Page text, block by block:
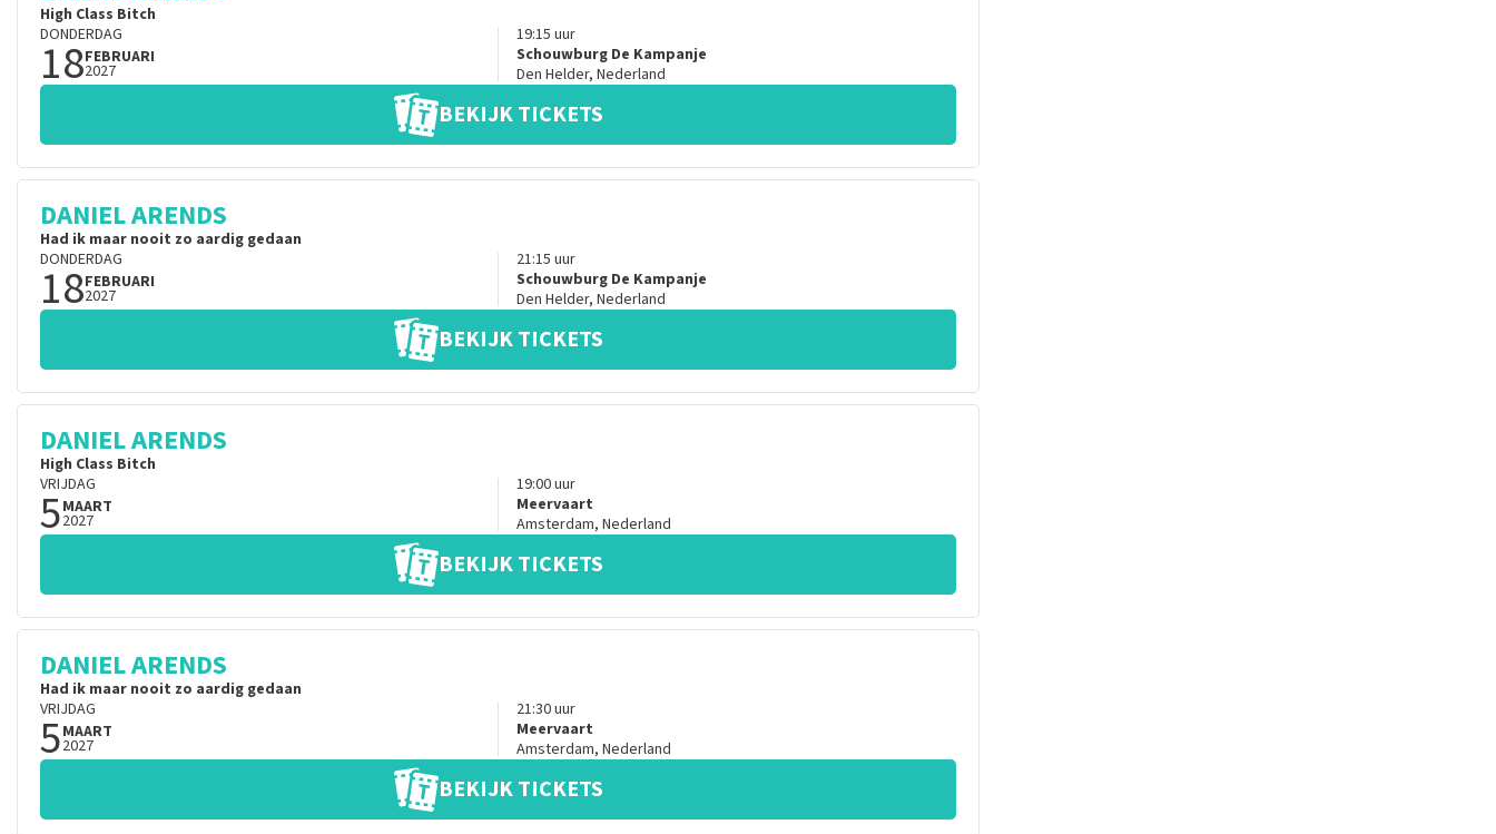
High Class Bitch
DONDERDAG
18FEBRUARI
2027
19:15 uur
Schouwburg De Kampanje
Den Helder, Nederland
BEKIJK TICKETS
DANIEL ARENDS
Had ik maar nooit zo aardig gedaan
DONDERDAG
18FEBRUARI
2027
21:15 uur
Schouwburg De Kampanje
Den Helder, Nederland
BEKIJK TICKETS
DANIEL ARENDS
High Class Bitch
VRIJDAG
5MAART
2027
19:00uur
Meervaart
Amsterdam, Nederland
BEKIJK TICKETS
DANIEL ARENDS
Had ik maar nooit zo aardig gedaan
VRIJDAG
5MAART
2027
21:30uur
Meervaart
Amsterdam, Nederland
BEKIJK TICKETS